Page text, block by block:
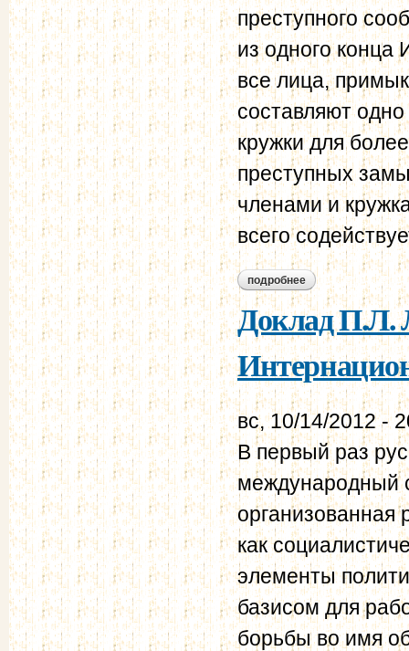
преступного
из одного конца
все лица,
составляют
кружки для
преступных
членами и
всего
подробнее о из записки
производства
Доклад П.Л.
вс, 10/14/2012 -
В первый раз
между­на­родный
организованная
как
элементы
базисом для
борьбы во имя